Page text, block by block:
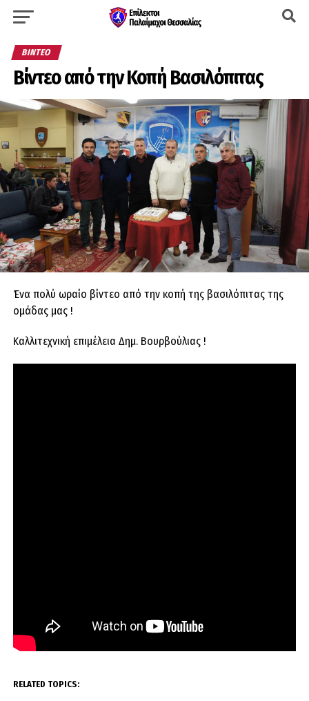
ΒΊΝΤΕΟ
Βίντεο από την Κοπή Βασιλόπιτας
Ένα πολύ ωραίο βίντεο από την κοπή της βασιλόπιτας της
ομάδας μας !
Καλλιτεχνική επιμέλεια Δημ. Βουρβούλιας !
RELATED TOPICS: